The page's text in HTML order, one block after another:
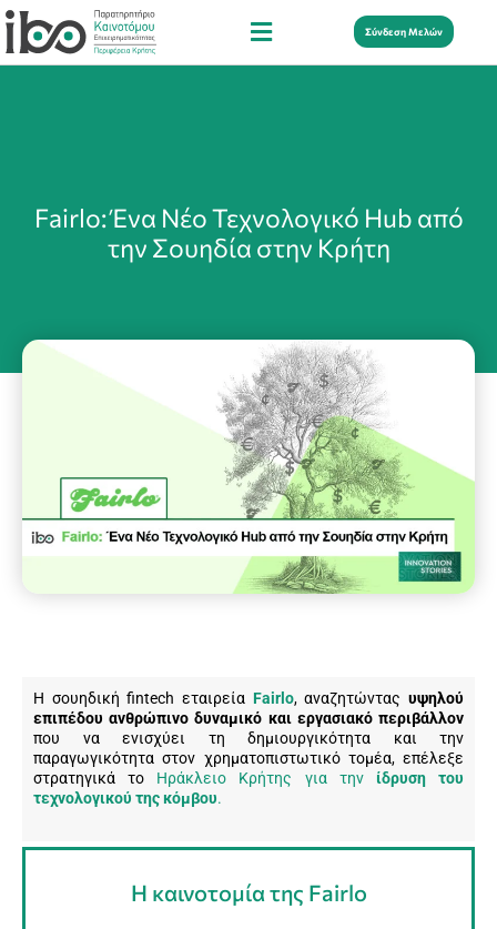
Σύνδεση Μελών
Fairlo: Ένα Νέο Τεχνολογικό Hub από
την Σουηδία στην Κρήτη
Η σουηδική fintech εταιρεία Fairlo, αναζητώνταςυψηλού
επιπέδου ανθρώπινο δυναμικό και εργασιακό περιβάλλον
που να ενισχύει τη δημιουργικότητα και την
παραγωγικότητα στον χρηματοπιστωτικό τομέα, επέλεξε
στρατηγικά το Ηράκλειο Κρήτης για την ίδρυση του
τεχνολογικού της κόμβου.
Η καινοτομία της Fairlo